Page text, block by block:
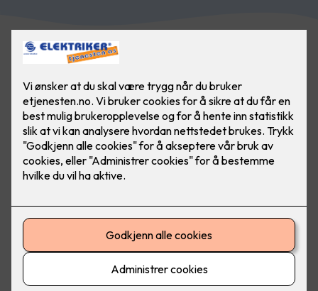
Mange håndverkere kan ha en tendens til å ville bruke så lite
tid på dokumentasjon som mulig, spesielt på små prosjekter
- men å ha papirene i orden gir verdi for både bedriften og